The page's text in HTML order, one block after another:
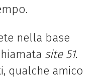
nella base
site 51.
qualche amico